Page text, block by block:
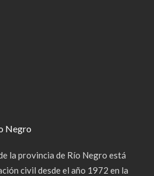
Negro
la provincia de Río Negro está
civil desde el año 1972 en la